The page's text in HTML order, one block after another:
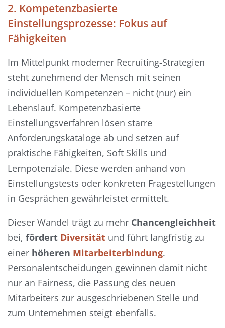
2. Kompetenzbasierte
Einstellungsprozesse: Fokus auf
Fähigkeiten
Im Mittelpunkt moderner Recruiting-Strategien
steht zunehmend der Mensch mit seinen
individuellen Kompetenzen – nicht (nur) ein
Lebenslauf. Kompetenzbasierte
Einstellungsverfahren lösen starre
Anforderungskataloge ab und setzen auf
praktische Fähigkeiten, Soft Skills und
Lernpotenziale. Diese werden anhand von
Einstellungstests oder konkreten Fragestellungen
in Gesprächen gewährleistet ermittelt.
Dieser Wandel trägt zu mehr Chancengleichheit
bei, fördert Diversität und führt langfristig zu
einer höheren Mitarbeiterbindung.
Personalentscheidungen gewinnen damit nicht
nur an Fairness, die Passung des neuen
Mitarbeiters zur ausgeschriebenen Stelle und
zum Unternehmen steigt ebenfalls.